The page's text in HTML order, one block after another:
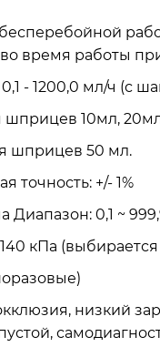
время работы
- 1200,0 мл/ч (с
шприцев 10мл,
шприцев 50 мл.
точность: +/- 1%
0,1 ~
кПа
низкий